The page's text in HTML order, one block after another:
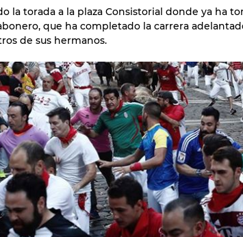
la torada a la plaza Consistorial donde ya ha
que ha completado la carrera
de sus hermanos.